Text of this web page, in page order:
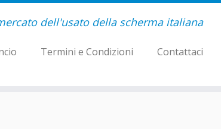
dell'usato della scherma italiana
Termini e Condizioni Contattaci